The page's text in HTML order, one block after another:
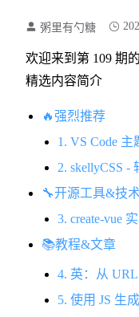
粥里有勺糖
欢迎来到第 109 期
精选内容简介
🔥强烈推荐
1. VS Code
2. skellyCSS -
🔧开源工具&技
3. create-vue
📚教程&文章
4. 英：从
5. 使用 JS 生